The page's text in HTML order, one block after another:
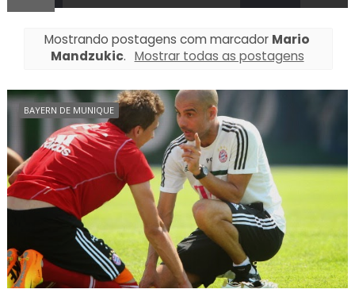
Mostrando postagens com marcador Mario
Mandzukic. Mostrar todas as postagens
BAYERN DE MUNIQUE